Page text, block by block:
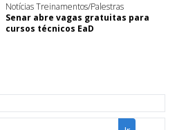
Notícias Treinamentos/Palestras
Senar abre vagas gratuitas para
cursos técnicos EaD